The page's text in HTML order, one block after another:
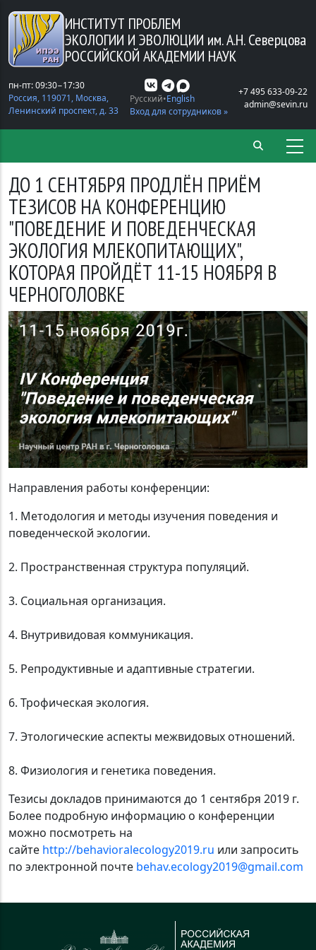
Перейти к основному содержанию
ИНСТИТУТ ПРОБЛЕМ
ЭКОЛОГИИ И ЭВОЛЮЦИИ им. А.Н. Северцова
РОССИЙСКОЙ АКАДЕМИИ НАУК
пн-пт: 09:30−17:30
Россия, 119071, Москва,
Ленинский проспект, д. 33
Русский English
Вход для сотрудников »
+7 495 633-09-22
admin@sevin.ru
ДО 1 СЕНТЯБРЯ ПРОДЛЁН ПРИЁМ
ТЕЗИСОВ НА КОНФЕРЕНЦИЮ
"ПОВЕДЕНИЕ И ПОВЕДЕНЧЕСКАЯ
ЭКОЛОГИЯ МЛЕКОПИТАЮЩИХ",
КОТОРАЯ ПРОЙДЁТ 11-15 НОЯБРЯ В
ЧЕРНОГОЛОВКЕ
Направления работы конференции:
1. Методология и методы изучения поведения и
поведенческой экологии.
2. Пространственная структура популяций.
3. Социальная организация.
4. Внутривидовая коммуникация.
5. Репродуктивные и адаптивные стратегии.
6. Трофическая экология.
7. Этологические аспекты межвидовых отношений.
8. Физиология и генетика поведения.
Тезисы докладов принимаются до 1 сентября 2019 г.
Более подробную информацию о конференции
можно посмотреть на
сайте http://behavioralecology2019.ru или запросить
по электронной почте behav.ecology2019@gmail.com